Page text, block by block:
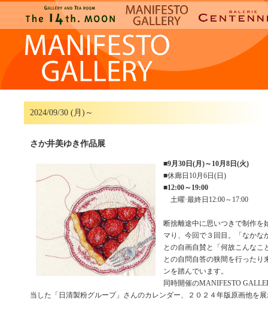
2024/09/30 (月)～
さか井美ゆき作品展
■9月30日(月)～10月8日(火)
■休廊日10月6日(日)
■12:00～19:00
土曜·最終日12:00～17:00
断捨離途中に思いつきで制作を
マり、今回で３回目。「なかな
との自画自賛と「何故こんなこ
との自問自答の狭間を行ったり
ンを踏んでいます。
同時開催のMANIFESTO
当した「日清製粉グループ」さんのカレンダー、２０２４年版原画他を